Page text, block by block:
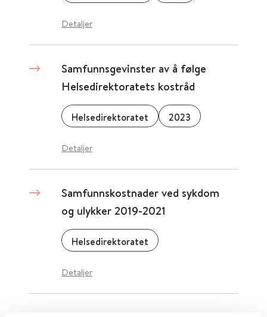
Detaljer
Samfunnsgevinster av å følge
Helsedirektoratets kostråd
Helsedirektoratet 2023
Detaljer
Samfunnskostnader ved sykdom
og ulykker 2019-2021
Helsedirektoratet
Detaljer